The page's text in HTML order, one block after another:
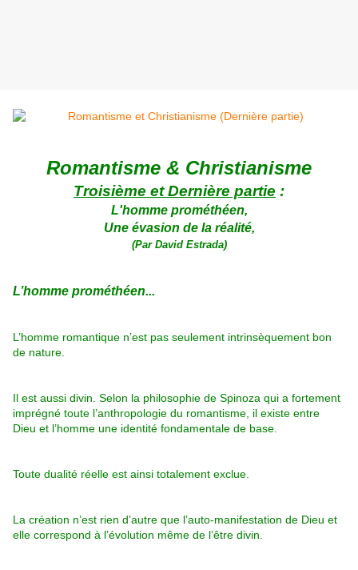
Romantisme & Christianisme
Troisième et Dernière partie :
L'homme prométhéen,
Une évasion de la réalité,
(Par David Estrada)
L’homme prométhéen...
L’homme romantique n’est pas seulement intrinsèquement bon
de nature.
Il est aussi divin. Selon la philosophie de Spinoza qui a fortement
imprégné toute l’anthropologie du romantisme, il existe entre
Dieu et l’homme une identité fondamentale de base.
Toute dualité réelle est ainsi totalement exclue.
La création n’est rien d’autre que l’auto-manifestation de Dieu et
elle correspond à l’évolution même de l’être divin.